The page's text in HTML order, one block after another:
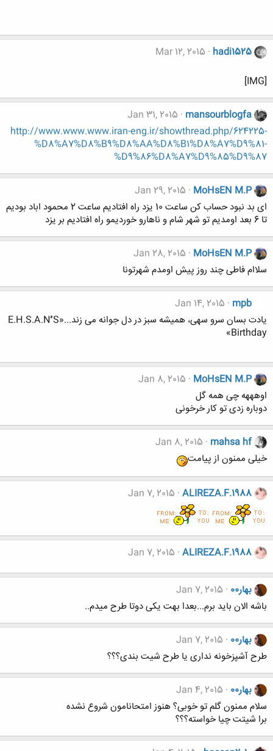
hadi1525
Mar 12, 2015
[IMG]
mansourblogfa
Jan 31, 2015
http://www.www.www.iran-eng.ir/showthread.php/624225-
%D8%A7%D8%B9%D8%AA%D8%B1%D8%A7%D9%81-
%D9%86%D8%A7%D9%85%D9%87
MoHsEN M.P
Jan 29, 2015
ای بد نبود حساب کن ساعت 10 یزد راه افتادیم ساعت 2 محمود اباد بودیم
تا 6 بعد اومدیم تو شهر شام و ناهارو خوردیمو راه افتادیم بر یزد
MoHsEN M.P
Jan 28, 2015
سلاام فاطی چند روز پیش اومدم شهرتونا
mpb
Jan 14, 2015
یادت بسان سرو سهی، همیشه سبز در دل جوانه می زند...«E.H.S.A.Nُُُ S
Birthday»
MoHsEN M.P
Jan 8, 2015
اوهههه چی همه گل
دوباره زدی تو کار خرخونی
mahsa hf
Jan 8, 2015
خیلی ممنون از پیامت
ALIREZA.F.1988
Jan 7, 2015
ALIREZA.F.1988
Jan 7, 2015
بهار00
Jan 7, 2015
باشه الان باید برم...بعدا بهت یکی دوتا طرح میدم..
بهار00
Jan 7, 2015
طرح آشپزخونه نداری یا طرح شیت بندی؟؟؟
بهار00
Jan 4, 2015
سلام ممنون گلم تو خوبی؟ هنوز امتحانامون شروع نشده
برا شیتت چیا خواسته؟؟؟